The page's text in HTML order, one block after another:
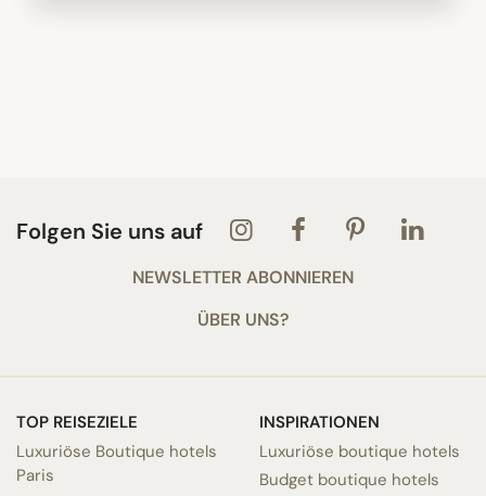
Folgen Sie uns auf
NEWSLETTER ABONNIEREN
ÜBER UNS?
TOP REISEZIELE
Luxuriöse Boutique hotels
Paris
INSPIRATIONEN
Luxuriöse boutique hotels
Budget boutique hotels